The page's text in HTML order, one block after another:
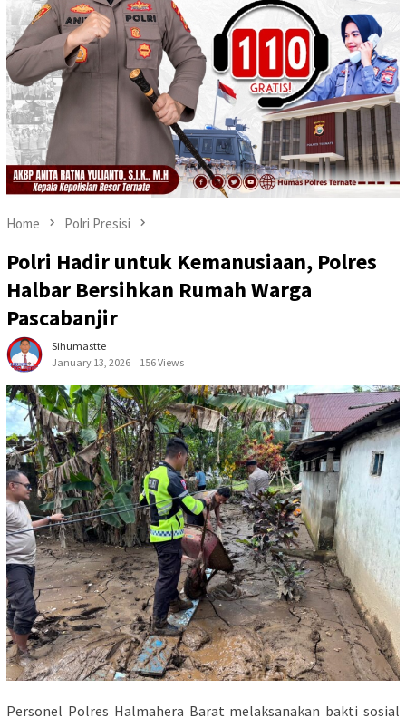
Home Polri Presisi
Polri Hadir untuk Kemanusiaan, Polres
Halbar Bersihkan Rumah Warga
Pascabanjir
Sihumastte
January 13, 2026
156 Views
Personel Polres Halmahera Barat melaksanakan bakti sosial